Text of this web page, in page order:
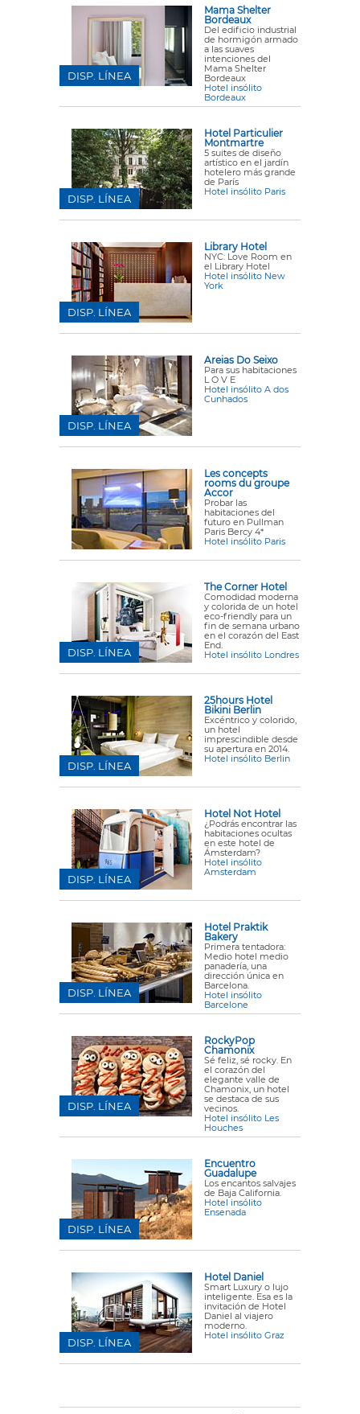
Mama Shelter
Bordeaux
Del edificio industrial
de hormigón armado
a las suaves
intenciones del
Mama Shelter
Bordeaux
Hotel insólito
Bordeaux
DISP. LÍNEA
Hotel Particulier
Montmartre
5 suites de diseño
artístico en el jardín
hotelero más grande
de París
Hotel insólito Paris
DISP. LÍNEA
Library Hotel
NYC: Love Room en
el Library Hotel
Hotel insólito New
York
DISP. LÍNEA
Areias Do Seixo
Para sus habitaciones
L O V E
Hotel insólito A dos
Cunhados
DISP. LÍNEA
Les concepts
rooms du groupe
Accor
Probar las
habitaciones del
futuro en Pullman
Paris Bercy 4*
Hotel insólito Paris
The Corner Hotel
Comodidad moderna
y colorida de un hotel
eco-friendly para un
fin de semana urbano
en el corazón del East
End.
Hotel insólito Londres
DISP. LÍNEA
25hours Hotel
Bikini Berlin
Excéntrico y colorido,
un hotel
imprescindible desde
su apertura en 2014.
Hotel insólito Berlin
DISP. LÍNEA
Hotel Not Hotel
¿Podrás encontrar las
habitaciones ocultas
en este hotel de
Ámsterdam?
Hotel insólito
Amsterdam
DISP. LÍNEA
Hotel Praktik
Bakery
Primera tentadora:
Medio hotel medio
panadería, una
dirección única en
Barcelona.
Hotel insólito
Barcelone
DISP. LÍNEA
RockyPop
Chamonix
Sé feliz, sé rocky. En
el corazón del
elegante valle de
Chamonix, un hotel
se destaca de sus
vecinos.
Hotel insólito Les
Houches
DISP. LÍNEA
Encuentro
Guadalupe
Los encantos salvajes
de Baja California.
Hotel insólito
Ensenada
DISP. LÍNEA
Hotel Daniel
Smart Luxury o lujo
inteligente. Esa es la
invitación de Hotel
Daniel al viajero
moderno.
Hotel insólito Graz
DISP. LÍNEA